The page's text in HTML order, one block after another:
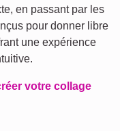
en passant par les
pour donner libre
une expérience
votre collage